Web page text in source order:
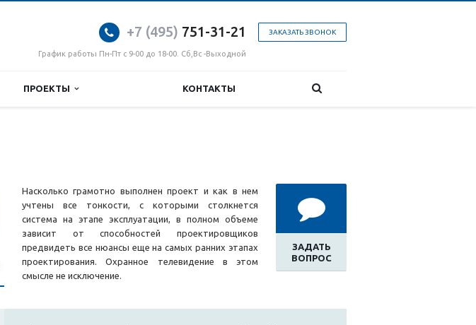
ЗАКАЗАТЬ ЗВОНОК
+7 (495) 751-31-21
График работы Пн-Пт с 9-00 до 18-00. Сб,Вс -Выходной
ПРОЕКТЫ КОНТАКТЫ
ЗАДАТЬ
ВОПРОС
Насколько грамотно выполнен проект и как в нем
учтены все тонкости, с которыми столкнется
система на этапе эксплуатации, в полном объеме
зависит от способностей проектировщиков
предвидеть все нюансы еще на самых ранних этапах
проектирования. Охранное телевидение в этом
смысле не исключение.